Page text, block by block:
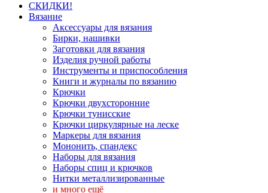
СКИДКИ!
Вязание
Аксессуары для вязания
Бирки, нашивки
Заготовки для вязания
Изделия ручной работы
Инструменты и приспособления
Книги и журналы по вязанию
Крючки
Крючки двухсторонние
Крючки тунисские
Крючки циркулярные на леске
Маркеры для вязания
Мононить, спандекс
Наборы для вязания
Наборы спиц и крючков
Нитки металлизированные
и много ещё